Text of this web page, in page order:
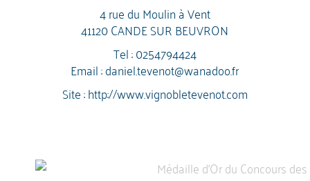
4 rue du Moulin à Vent
41120 CANDE SUR BEUVRON
Tel :0254794424
Email :daniel.tevenot@wanadoo.fr
Site :http://www.vignobletevenot.com